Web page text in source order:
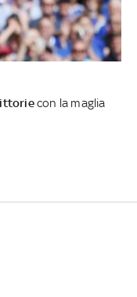
con la maglia